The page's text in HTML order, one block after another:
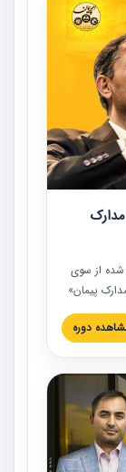
شده از سوی
پیمان»
آموزش
بندی اسناد
شده است.
دوره